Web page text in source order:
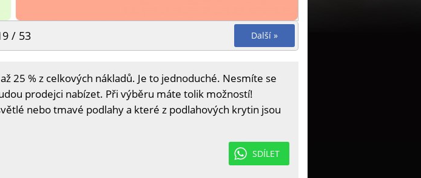
Další »
/ 53
25 % z celkových nákladů. Je to jednoduché. Nesmíte se
prodejci nabízet. Při výběru máte tolik možností!
nebo tmavé podlahy a které z podlahových krytin jsou
SDÍLET